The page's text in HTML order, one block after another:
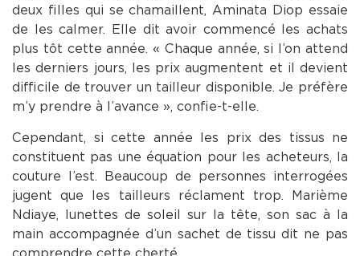
deux filles qui se chamaillent, Aminata Diop essaie
de les calmer. Elle dit avoir commencé les achats
plus tôt cette année. « Chaque année, si l’on attend
les derniers jours, les prix augmentent et il devient
difficile de trouver un tailleur disponible. Je préfère
m’y prendre à l’avance », confie-t-elle.
Cependant, si cette année les prix des tissus ne
constituent pas une équation pour les acheteurs, la
couture l’est. Beaucoup de personnes interrogées
jugent que les tailleurs réclament trop. Marième
Ndiaye, lunettes de soleil sur la tête, son sac à la
main accompagnée d’un sachet de tissu dit ne pas